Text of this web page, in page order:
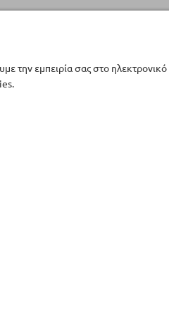
την εμπειρία σας στο